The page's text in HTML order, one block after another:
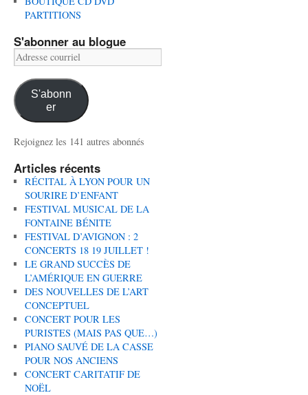
PARTITIONS
S'abonner au blogue
Adresse
courriel
S'abonn
er
Rejoignez les 141 autres abonnés
Articles récents
RÉCITAL À LYON POUR UN
SOURIRE D’ENFANT
FESTIVAL MUSICAL DE LA
FONTAINE BÉNITE
FESTIVAL D’AVIGNON : 2
CONCERTS 18 19 JUILLET !
LE GRAND SUCCÈS DE
L’AMÉRIQUE EN GUERRE
DES NOUVELLES DE L’ART
CONCEPTUEL
CONCERT POUR LES
PURISTES (MAIS PAS QUE…)
PIANO SAUVÉ DE LA CASSE
POUR NOS ANCIENS
CONCERT CARITATIF DE
NOËL